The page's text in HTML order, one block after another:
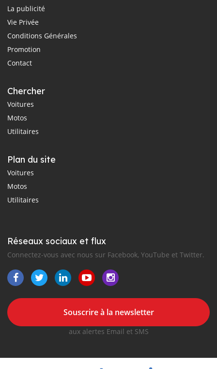
La publicité
Vie Privée
Conditions Générales
Promotion
Contact
Chercher
Voitures
Motos
Utilitaires
Plan du site
Voitures
Motos
Utilitaires
Réseaux sociaux et flux
Connectez-vous avec nous sur Facebook, YouTube et Twitter.
Souscrire à la newsletter
aux alertes Email et SMS